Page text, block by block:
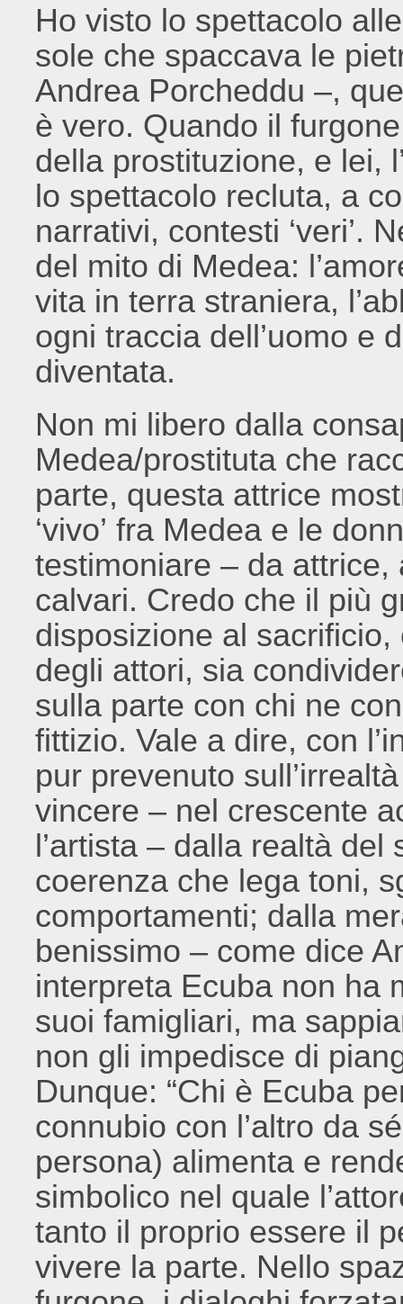
Ho visto lo spettacolo
sole che spaccava le
Andrea Porcheddu –,
è vero. Quando il
della prostituzione, e lei,
lo spettacolo recluta, a
narrativi, contesti ‘veri’.
del mito di Medea:
vita in terra straniera,
ogni traccia dell’uomo e
diventata.
Non mi libero dalla
Medea/prostituta che
parte, questa attrice
‘vivo’ fra Medea e le
testimoniare – da
calvari. Credo che il più
disposizione al
degli attori, sia
sulla parte con chi ne
fittizio. Vale a dire, con
pur prevenuto
vincere – nel crescente
l’artista – dalla realtà
coerenza che lega toni,
comportamenti; dalla
benissimo – come dice
interpreta Ecuba non ha
suoi famigliari, ma
non gli impedisce di
Dunque: “Chi è Ecuba
connubio con l’altro da
persona) alimenta e
simbolico nel quale
tanto il proprio essere il
vivere la parte. Nello